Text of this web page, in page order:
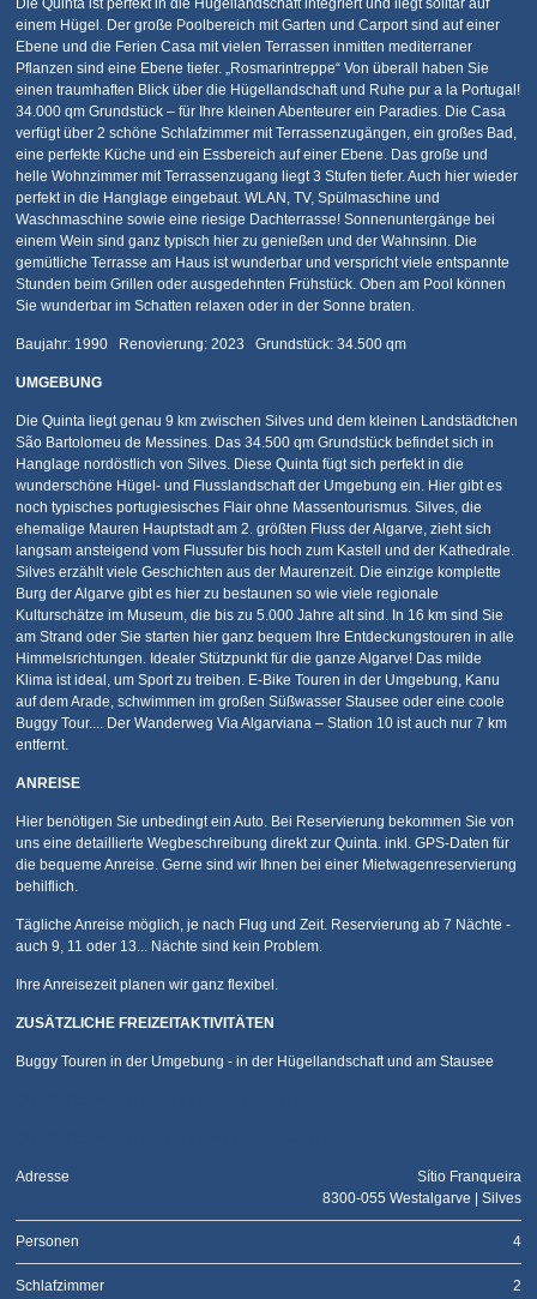
Die Quinta ist perfekt in die Hügellandschaft integriert und liegt solitär auf
einem Hügel. Der große Poolbereich mit Garten und Carport sind auf einer
Ebene und die Ferien Casa mit vielen Terrassen inmitten mediterraner
Pflanzen sind eine Ebene tiefer. „Rosmarintreppe“ Von überall haben Sie
einen traumhaften Blick über die Hügellandschaft und Ruhe pur a la Portugal!
34.000 qm Grundstück – für Ihre kleinen Abenteurer ein Paradies. Die Casa
verfügt über 2 schöne Schlafzimmer mit Terrassenzugängen, ein großes Bad,
eine perfekte Küche und ein Essbereich auf einer Ebene. Das große und
helle Wohnzimmer mit Terrassenzugang liegt 3 Stufen tiefer. Auch hier wieder
perfekt in die Hanglage eingebaut. WLAN, TV, Spülmaschine und
Waschmaschine sowie eine riesige Dachterrasse! Sonnenuntergänge bei
einem Wein sind ganz typisch hier zu genießen und der Wahnsinn. Die
gemütliche Terrasse am Haus ist wunderbar und verspricht viele entspannte
Stunden beim Grillen oder ausgedehnten Frühstück. Oben am Pool können
Sie wunderbar im Schatten relaxen oder in der Sonne braten.
Baujahr: 1990 Renovierung: 2023 Grundstück: 34.500 qm
UMGEBUNG
Die Quinta liegt genau 9 km zwischen Silves und dem kleinen Landstädtchen
São Bartolomeu de Messines. Das 34.500 qm Grundstück befindet sich in
Hanglage nordöstlich von Silves. Diese Quinta fügt sich perfekt in die
wunderschöne Hügel- und Flusslandschaft der Umgebung ein. Hier gibt es
noch typisches portugiesisches Flair ohne Massentourismus. Silves, die
ehemalige Mauren Hauptstadt am 2. größten Fluss der Algarve, zieht sich
langsam ansteigend vom Flussufer bis hoch zum Kastell und der Kathedrale.
Silves erzählt viele Geschichten aus der Maurenzeit. Die einzige komplette
Burg der Algarve gibt es hier zu bestaunen so wie viele regionale
Kulturschätze im Museum, die bis zu 5.000 Jahre alt sind. In 16 km sind Sie
am Strand oder Sie starten hier ganz bequem Ihre Entdeckungstouren in alle
Himmelsrichtungen. Idealer Stützpunkt für die ganze Algarve! Das milde
Klima ist ideal, um Sport zu treiben. E-Bike Touren in der Umgebung, Kanu
auf dem Arade, schwimmen im großen Süßwasser Stausee oder eine coole
Buggy Tour.... Der Wanderweg Via Algarviana – Station 10 ist auch nur 7 km
entfernt.
ANREISE
Hier benötigen Sie unbedingt ein Auto. Bei Reservierung bekommen Sie von
uns eine detaillierte Wegbeschreibung direkt zur Quinta. inkl. GPS-Daten für
die bequeme Anreise. Gerne sind wir Ihnen bei einer Mietwagenreservierung
behilflich.
Tägliche Anreise möglich, je nach Flug und Zeit. Reservierung ab 7 Nächte -
auch 9, 11 oder 13... Nächte sind kein Problem.
Ihre Anreisezeit planen wir ganz flexibel.
ZUSÄTZLICHE FREIZEITAKTIVITÄTEN
Buggy Touren in der Umgebung - in der Hügellandschaft und am Stausee
Adresse
Sítio Franqueira
8300-055 Westalgarve | Silves
Personen 4
Schlafzimmer 2